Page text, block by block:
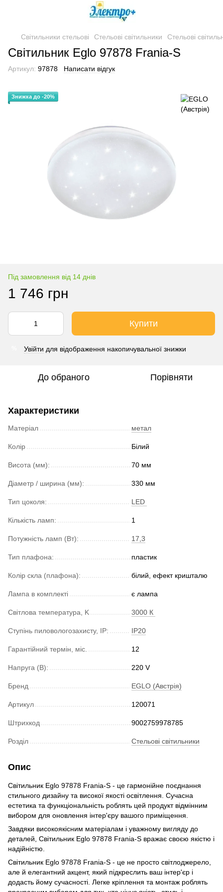
Світильники стельові Стельові світильники Стельові
Світильник Eglo 97878 Frania-S
Артикул: 97878 Написати відгук
Знижка до -20%
Під замовлення від 14 днів
1 746 грн
Купити
Увійти для відображення накопичувальної знижки
До обраного Порівняти
Характеристики
Матеріал метал
Колір Білий
Висота (мм): 70 мм
Діаметр / ширина (мм): 330 мм
Тип цоколя: LED
Кількість ламп: 1
Потужність ламп (Вт): 17,3
Тип плафона: пластик
Колір скла (плафона): білий, ефект кришталю
Лампа в комплекті є лампа
Світлова температура, K 3000 К
Ступінь пиловологозахисту, IP: IP20
Гарантійний термін, міс. 12
Напруга (В): 220 V
Бренд EGLO (Австрія)
Артикул 120071
Штрихкод 9002759978785
Розділ Стельові світильники
Опис
Світильник Eglo 97878 Frania-S - це гармонійне поєднання
стильного дизайну та високої якості освітлення. Сучасна
естетика та функціональність роблять цей продукт відмінним
вибором для оновлення інтер'єру вашого приміщення.
Завдяки високоякісним матеріалам і уважному вигляду до
деталей, Світильник Eglo 97878 Frania-S вражає своєю якістю і
надійністю.
Світильник Eglo 97878 Frania-S - це не просто світлоджерело,
але й елегантний акцент, який підкреслить ваш інтер'єр і
додасть йому сучасності. Легке кріплення та монтаж роблять